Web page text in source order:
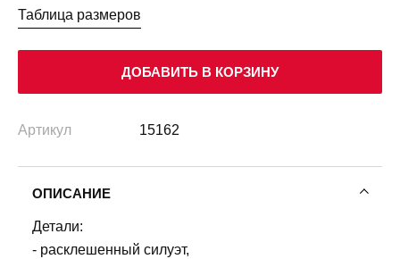
Таблица размеров
ДОБАВИТЬ В КОРЗИНУ
Артикул 15162
ОПИСАНИЕ
Детали:
- расклешенный силуэт,